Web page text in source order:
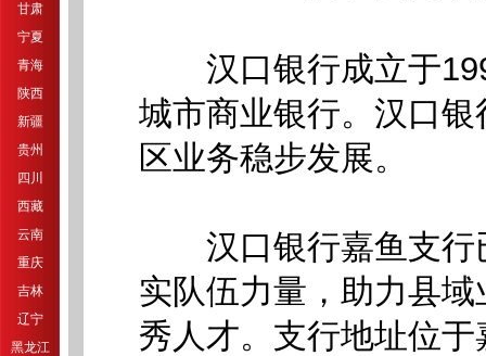
甘肃
宁夏
青海
陕西
新疆
贵州
四川
西藏
云南
重庆
吉林
辽宁
黑龙江
汉口银行成立于
城市商业银行。汉口
区业务稳步发展。
汉口银行嘉鱼支行
实队伍力量，助力县
秀人才。支行地址位